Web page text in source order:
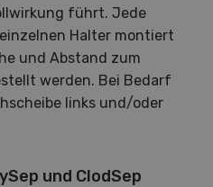
führt. Jede
Halter montiert
und Abstand zum
werden. Bei Bedarf
links und/oder
und ClodSep